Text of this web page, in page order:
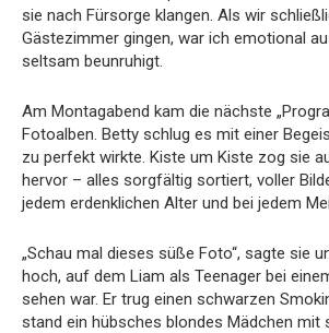
sie nach Fürsorge klangen. Als wir
Gästezimmer gingen, war ich emotional
seltsam beunruhigt.
Am Montagabend kam die nächste
Fotoalben. Betty schlug es mit einer
zu perfekt wirkte. Kiste um Kiste zog sie
hervor – alles sorgfältig sortiert, voller
jedem erdenklichen Alter und bei jedem
„Schau mal dieses süße Foto“, sagte sie
hoch, auf dem Liam als Teenager bei
sehen war. Er trug einen schwarzen
stand ein hübsches blondes Mädchen mit